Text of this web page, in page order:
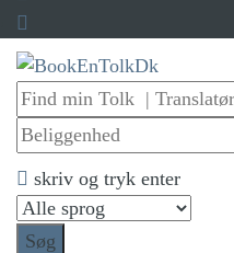
skriv og tryk enter
Søg